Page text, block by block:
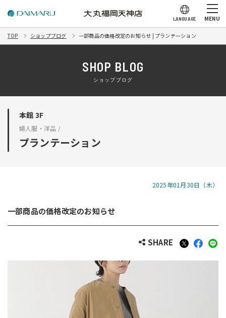
LANGUAGE MENU
TOP ショップブログ 一部商品の価格改定のお知らせ | プランテーション
SHOP BLOG
ショップブログ
本館 3F
婦人服・洋品 /
プランテーション
2025年01月30日（木）
一部商品の価格改定のお知らせ
SHARE